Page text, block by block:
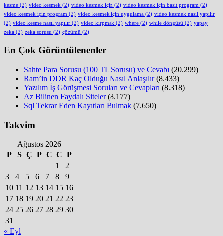
kesme (2) video kesmek (2) video kesmek için (2) video kesmek için basit program (2)
video kesmek için program (2) video kesmek için uygulama (2) video kesmek nasıl yapılır
(2) video kesme nasıl yapılır (2) video kırpmak (2) where (2) while döngüsü (2) yapay
zeka (2) zeka sorusu (2) çözümü (2)
En Çok Görüntülenenler
Sahte Para Sorusu (100 TL Sorusu) ve Cevabı (20.299)
Ram’in DDR Kaç Olduğu Nasıl Anlaşılır (8.433)
Yazılım İş Görüşmesi Soruları ve Cevapları (8.318)
Az Bilinen Faydalı Siteler (8.177)
Sql Tekrar Eden Kayıtları Bulmak (7.650)
Takvim
Ağustos 2026
P
S Ç P C C P
1
2
3
4 5 6 7 8
9
10 11 12 13 14 15 16
17 18 19 20 21 22 23
24 25 26 27 28 29 30
31
« Eyl